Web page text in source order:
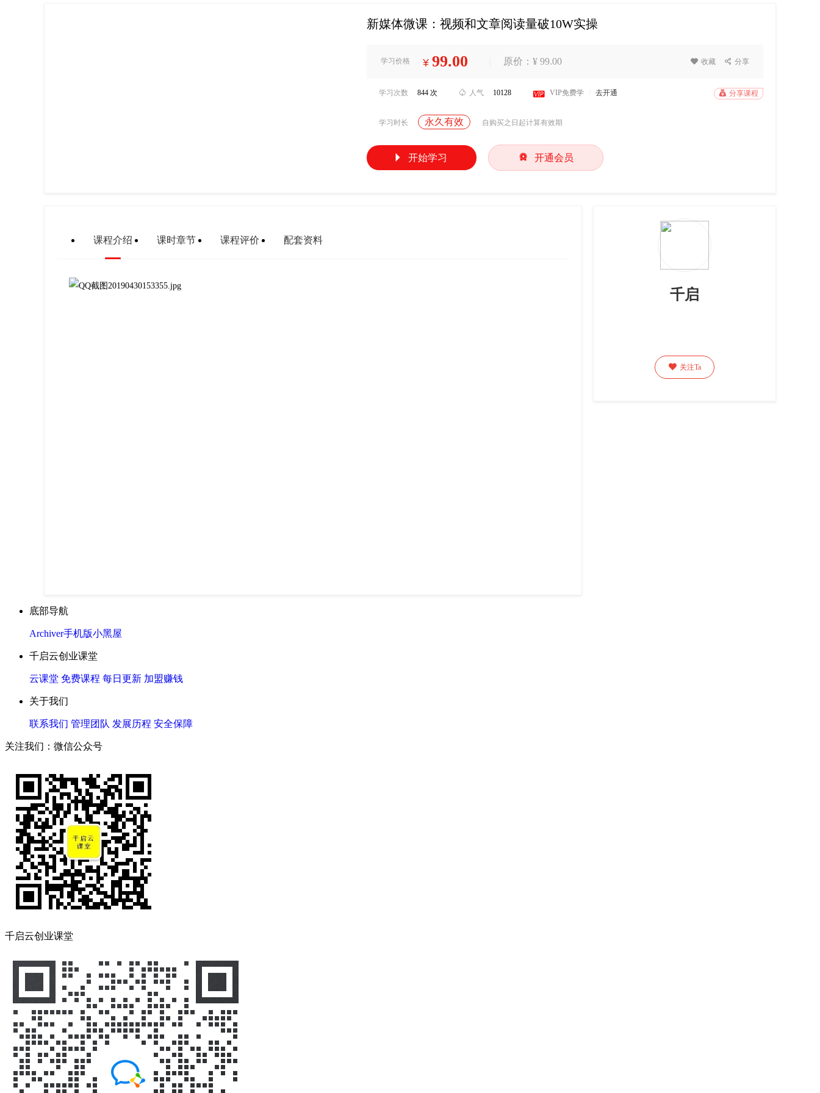
新媒体微课：视频和文章阅读量破10W实操
学习价格 ¥ 99.00 原价：¥ 99.00  收藏  分享
学习次数 844 次  人气 10128  VIP免费学 去开通  分享课程
学习时长 永久有效 自购买之日起计算有效期
 开始学习  开通会员
课程介绍 课时章节 课程评价 配套资料
千启
 关注Ta
底部导航
Archiver手机版小黑屋
千启云创业课堂
云课堂 免费课程 每日更新 加盟赚钱
关于我们
联系我们 管理团队 发展历程 安全保障
关注我们：微信公众号
千启云创业课堂